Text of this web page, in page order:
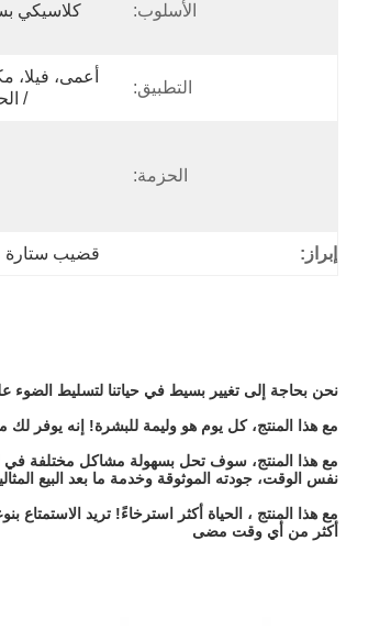
الأسلوب: كلاسيكي
التطبيق:
/
الحزمة:
إبراز: قضيب ستارة
نحن بحاجة إلى تغيير بسيط في حياتنا لتسليط الضوء
مع هذا المنتج، كل يوم هو وليمة للبشرة! إنه يوفر
مع هذا المنتج، سوف تحل بسهولة مشاكل مختلفة في
نفس الوقت، جودته الموثوقة وخدمة ما بعد البيع
مع هذا المنتج ، الحياة أكثر استرخاءً! تريد
أكثر من أي وقت مضى